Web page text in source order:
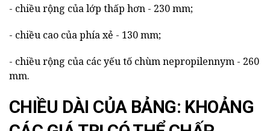
- chiều rộng của lớp thấp hơn - 230 mm;
- chiều cao của phía xẻ - 130 mm;
- chiều rộng của các yếu tố chùm nepropilennym - 260
mm.
CHIỀU DÀI CỦA BẢNG: KHOẢNG